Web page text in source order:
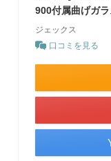
900付属曲げガ
ジェックス
口コミを見る